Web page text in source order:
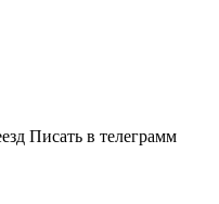
Писать в телеграмм